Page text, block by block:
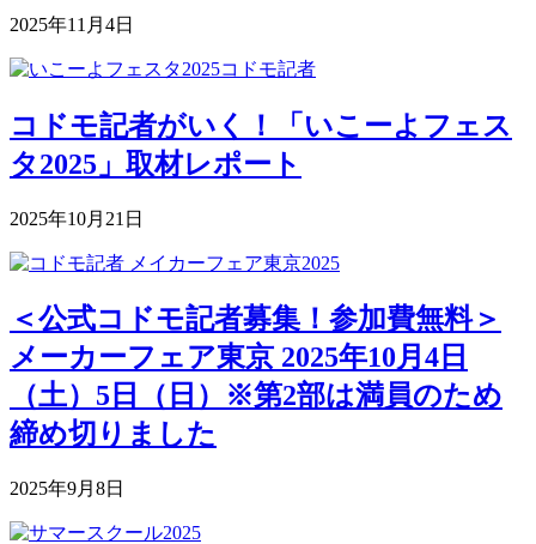
2025年11月4日
コドモ記者がいく！「いこーよフェス
タ2025」取材レポート
2025年10月21日
＜公式コドモ記者募集！参加費無料＞
メーカーフェア東京 2025年10月4日
（土）5日（日）※第2部は満員のため
締め切りました
2025年9月8日